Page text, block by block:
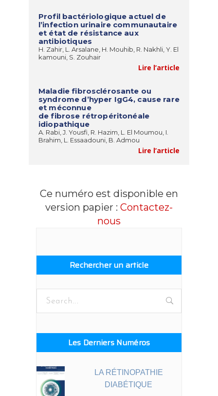
Profil bactériologique actuel de
l’infection urinaire communautaire
et état de résistance aux
antibiotiques
H. Zahir, L. Arsalane, H. Mouhib, R. Nakhli, Y. El
kamouni, S. Zouhair
Lire l’article
Maladie fibrosclérosante ou
syndrome d’hyper IgG4, cause rare
et méconnue
de fibrose rétropéritonéale
idiopathique
A. Rabi, J. Yousfi, R. Hazim, L. El Moumou, I.
Brahim, L. Essaadouni, B. Admou
Lire l’article
Ce numéro est disponible en
version papier : Contactez-
nous
Rechercher un article
Search
Les Derniers Numéros
LA RÉTINOPATHIE
DIABÉTIQUE